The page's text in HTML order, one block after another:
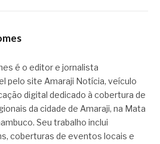
é o editor e jornalista
pelo site Amaraji Notícia, veículo
digital dedicado à cobertura de
da cidade de Amaraji, na Mata
Seu trabalho inclui
coberturas de eventos locais e